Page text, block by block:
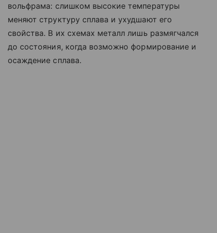
вольфрама: слишком высокие температуры
меняют структуру сплава и ухудшают его
свойства. В их схемах металл лишь размягчался
до состояния, когда возможно формирование и
осаждение сплава.